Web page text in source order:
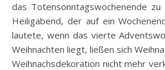
das Totensonntagswochenende
Heiligabend, der auf ein
lautete, wenn das vierte
Weihnachten liegt, ließen sich
Weihnachsdekoration nicht mehr